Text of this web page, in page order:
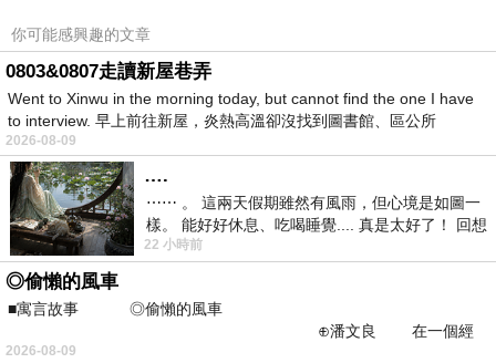
你可能感興趣的文章
0803&0807走讀新屋巷弄
Went to Xinwu in the morning today, but cannot find the one I have
to interview. 早上前往新屋，炎熱高溫卻沒找到圖書館、區公所
2026-08-09
….
⋯⋯ 。 這兩天假期雖然有風雨，但心境是如圖一
樣。 能好好休息、吃喝睡覺.... 真是太好了！ 回想
起來，以前根本就很難有這
22 小時前
◎偷懶的風車
■寓言故事 ◎偷懶的風車
⊕潘文良 在一個經
常颳風的山丘上—&m
2026-08-09